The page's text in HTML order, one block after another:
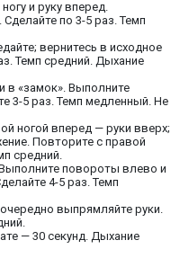
и руку вперед.
по 3-5 раз. Темп
вернитесь в исходное
Темп средний. Дыхание
в «замок». Выполните
3-5 раз. Темп медленный. Не
ногой вперед — руки вверх;
Повторите с правой
средний.
повороты влево и
4-5 раз. Темп
выпрямляйте руки.
— 30 секунд. Дыхание